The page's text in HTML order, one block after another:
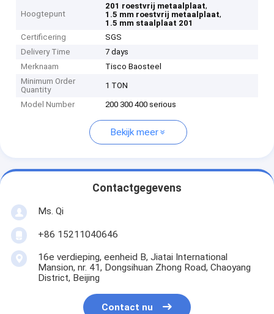
Hoogtepunt
201 roestvrij metaalplaat,
1.5 mm roestvrij metaalplaat,
1.5 mm staalplaat 201
Certificering
SGS
Delivery Time
7 days
Merknaam
Tisco Baosteel
Minimum Order
Quantity
1 TON
Model Number 200 300 400 serious
Bekijk meer
Contactgegevens
Ms. Qi
+86 15211040646
16e verdieping, eenheid B, Jiatai International
Mansion, nr. 41, Dongsihuan Zhong Road, Chaoyang
District, Beijing
Contact nu